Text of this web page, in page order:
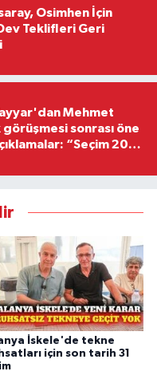
Osimhen İçin
Teklifleri Geri
Mehmet
görüşmesi sonrası öne
“Seçim 2028
İskele'de tekne
için son tarih 31